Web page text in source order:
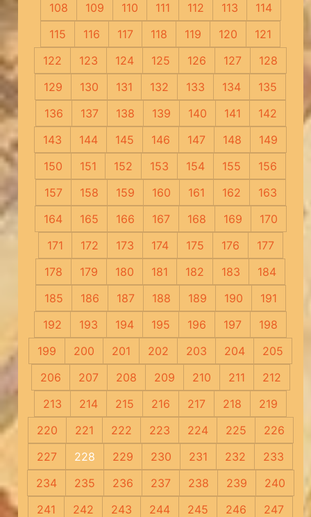
108
109 110 111 112 113
114
115
116 117 118 119 120
121
122
123 124 125 126 127
128
129
130 131 132 133 134
135
136
137 138 139 140 141
142
143
144 145 146 147 148
149
150
151 152 153 154 155
156
157
158 159 160 161 162
163
164
165 166 167 168 169
170
171
172 173 174 175 176
177
178
179 180 181 182 183
184
185
186 187 188 189 190
191
192
193 194 195 196 197
198
199
200 201 202 203 204
205
206
207 208 209 210 211
212
213
214 215 216 217 218
219
220
221 222 223 224 225
226
227
228 229 230 231 232
233
234
235 236 237 238 239
240
241
242 243 244 245 246
247